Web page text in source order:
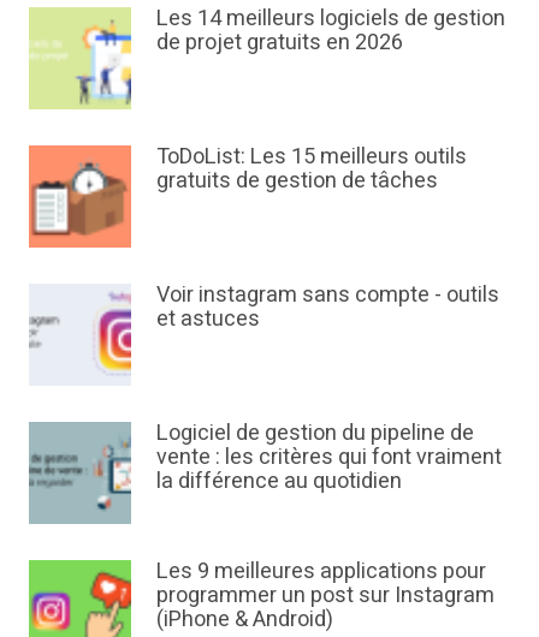
Les 14 meilleurs logiciels de gestion
de projet gratuits en 2026
ToDoList: Les 15 meilleurs outils
gratuits de gestion de tâches
Voir instagram sans compte - outils
et astuces
Logiciel de gestion du pipeline de
vente : les critères qui font vraiment
la différence au quotidien
Les 9 meilleures applications pour
programmer un post sur Instagram
(iPhone & Android)